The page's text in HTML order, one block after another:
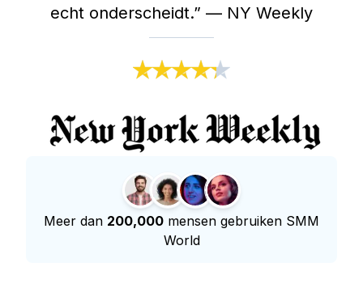
echt onderscheidt.” — NY Weekly
Meer dan 200,000 mensen gebruiken SMM
World